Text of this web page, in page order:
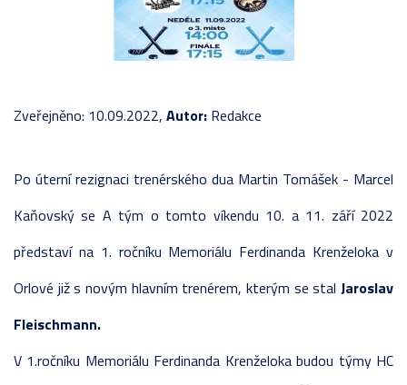
Zveřejněno: 10.09.2022, Autor: Redakce
Po úterní rezignaci trenérského dua Martin Tomášek - Marcel
Kaňovský se A tým o tomto víkendu 10. a 11. září 2022
představí na 1. ročníku Memoriálu Ferdinanda Krenželoka v
Orlové již s novým hlavním trenérem, kterým se stal Jaroslav
Fleischmann.
V 1.ročníku Memoriálu Ferdinanda Krenželoka budou týmy HC